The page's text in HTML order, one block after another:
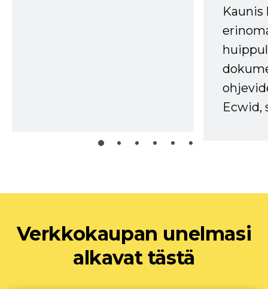
Kaunis
Ecwid,
Verkkokaupan unelmasi
alkavat tästä